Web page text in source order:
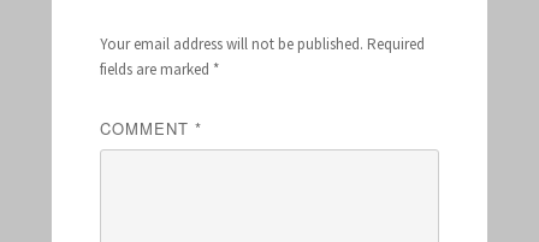
Your email address will not be published. Required
fields are marked *
COMMENT *